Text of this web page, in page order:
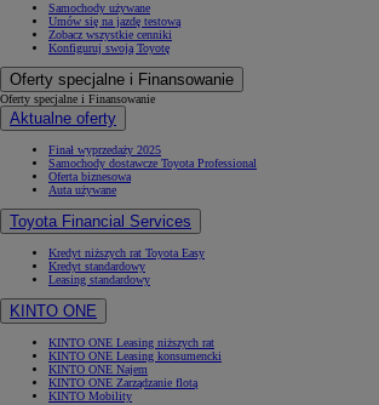
Samochody używane
Umów się na jazdę testową
Zobacz wszystkie cenniki
Konfiguruj swoją Toyotę
Oferty specjalne i Finansowanie
Oferty specjalne i Finansowanie
Aktualne oferty
Finał wyprzedaży 2025
Samochody dostawcze Toyota Professional
Oferta biznesowa
Auta używane
Toyota Financial Services
Kredyt niższych rat Toyota Easy
Kredyt standardowy
Leasing standardowy
KINTO ONE
KINTO ONE Leasing niższych rat
KINTO ONE Leasing konsumencki
KINTO ONE Najem
KINTO ONE Zarządzanie flotą
KINTO Mobility